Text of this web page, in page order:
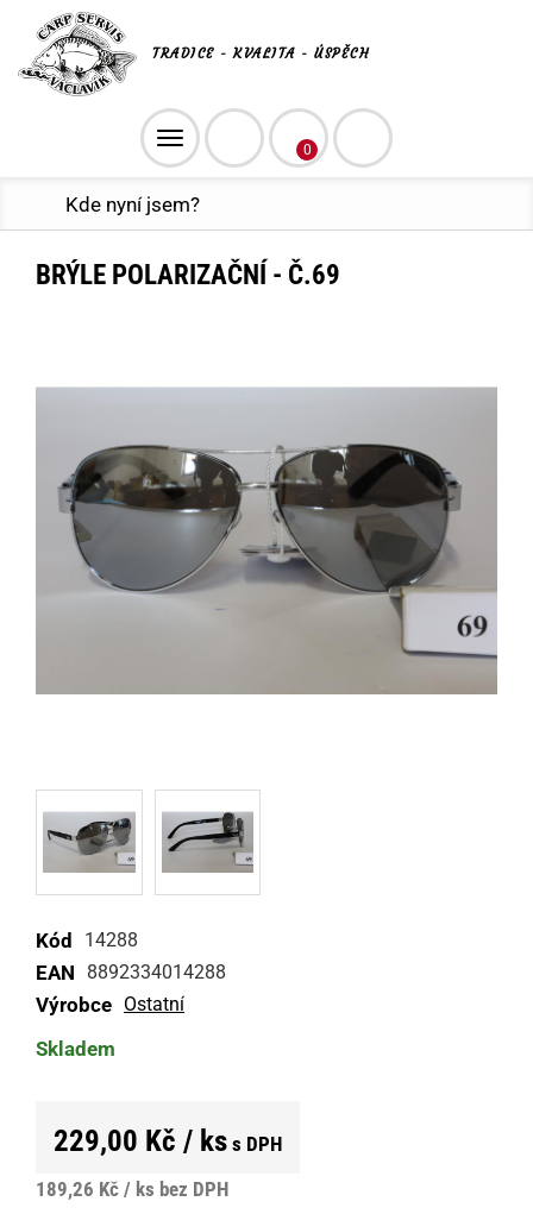
TRADICE - KVALITA - ÚSPĚCH
Toggle
navigation
0
Kde nyní jsem?
BRÝLE POLARIZAČNÍ - Č.69
Kód 14288
EAN 8892334014288
Výrobce Ostatní
Skladem
229,00 Kč / ks s DPH
189,26 Kč / ks bez DPH